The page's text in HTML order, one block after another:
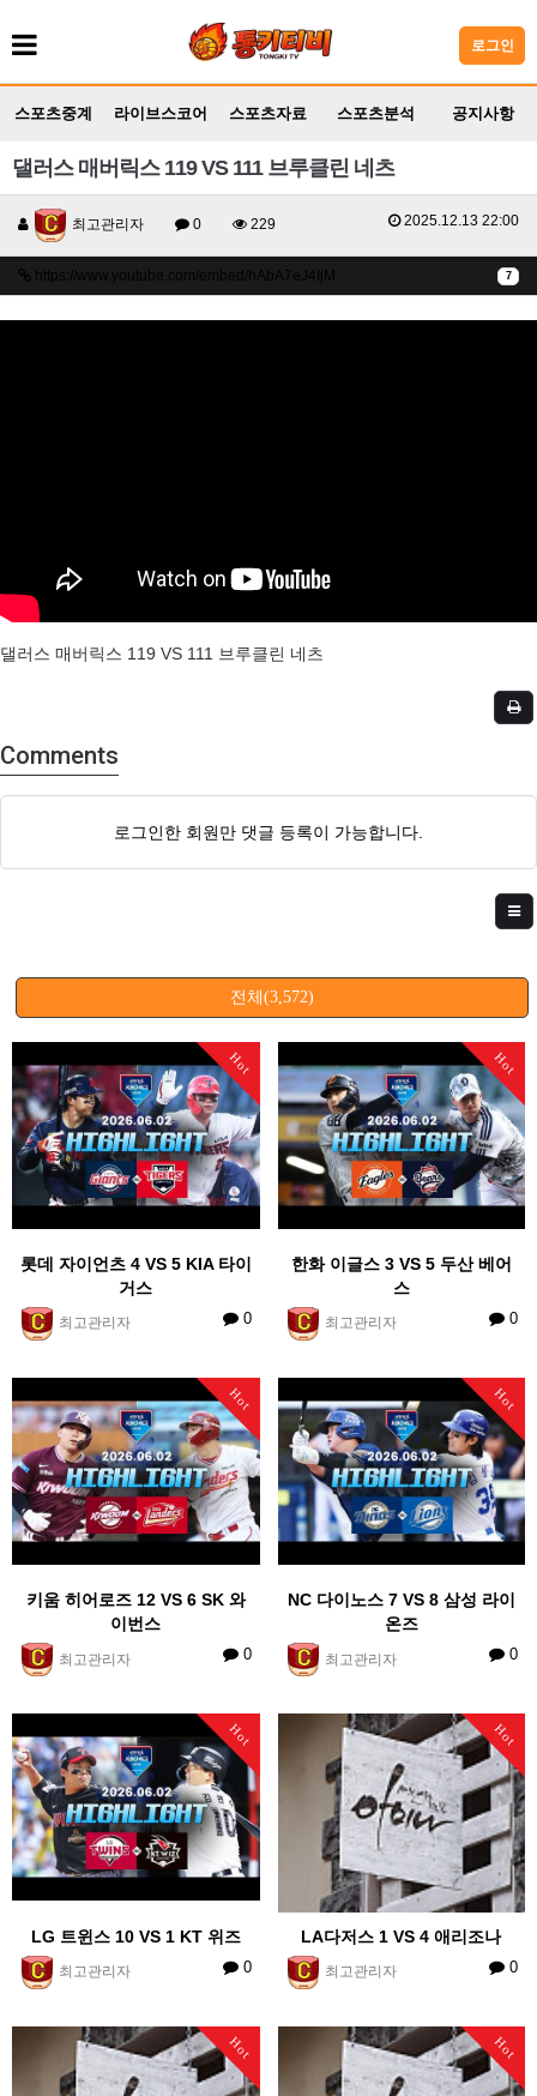
로그인
스포츠중계 라이브스코어 스포츠자료 스포츠분석 공지사항
댈러스 매버릭스 119 VS 111 브루클린 네츠
최고관리자 0 229 2025.12.13 22:00
7
https://www.youtube.com/embed/hAbA7eJ4IjM
댈러스 매버릭스 119 VS 111 브루클린 네츠
Comments
로그인한 회원만 댓글 등록이 가능합니다.
전체(3,572)
Hot
롯데 자이언츠 4 VS 5 KIA 타이
거스
최고관리자 0
Hot
한화 이글스 3 VS 5 두산 베어
스
최고관리자 0
Hot
키움 히어로즈 12 VS 6 SK 와
이번스
최고관리자 0
Hot
NC 다이노스 7 VS 8 삼성 라이
온즈
최고관리자 0
Hot
LG 트윈스 10 VS 1 KT 위즈
최고관리자 0
Hot
LA다저스 1 VS 4 애리조나
최고관리자 0
Hot Hot